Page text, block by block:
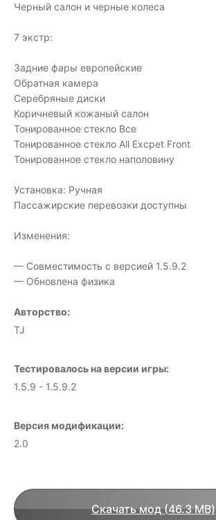
Черный салон и черные колеса
7 экстр:
Задние фары европейские
Обратная камера
Серебряные диски
Коричневый кожаный салон
Тонированное стекло Все
Тонированное стекло All Excpet Front
Тонированное стекло наполовину
Установка: Ручная
Пассажирские перевозки доступны
Изменения:
— Совместимость с версией 1.5.9.2
— Обновлена физика
Авторство:
TJ
Тестировалось на версии игры:
1.5.9 - 1.5.9.2
Версия модификации:
2.0
Скачать мод (46.3 MB)